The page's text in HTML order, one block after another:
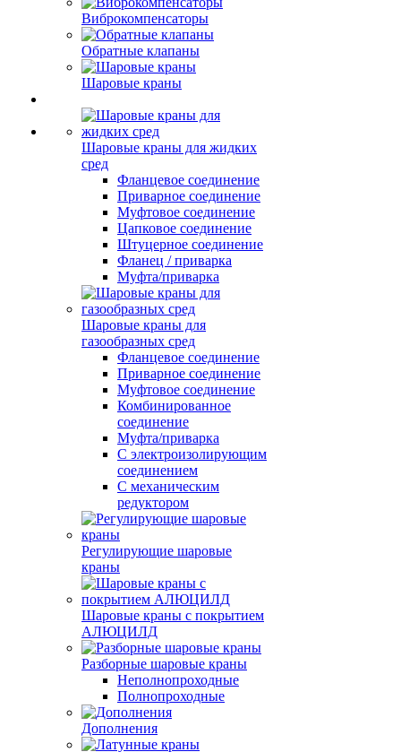
Виброкомпенсаторы
Обратные клапаны
Шаровые краны
Шаровые краны для жидких
сред
Фланцевое соединение
Приварное соединение
Муфтовое соединение
Цапковое соединение
Штуцерное соединение
Фланец / приварка
Муфта/приварка
Шаровые краны для
газообразных сред
Фланцевое соединение
Приварное соединение
Муфтовое соединение
Комбинированное
соединение
Муфта/приварка
С электроизолирующим
соединением
С механическим
редуктором
Регулирующие шаровые
краны
Шаровые краны с покрытием
АЛЮЦИЛД
Разборные шаровые краны
Неполнопроходные
Полнопроходные
Дополнения